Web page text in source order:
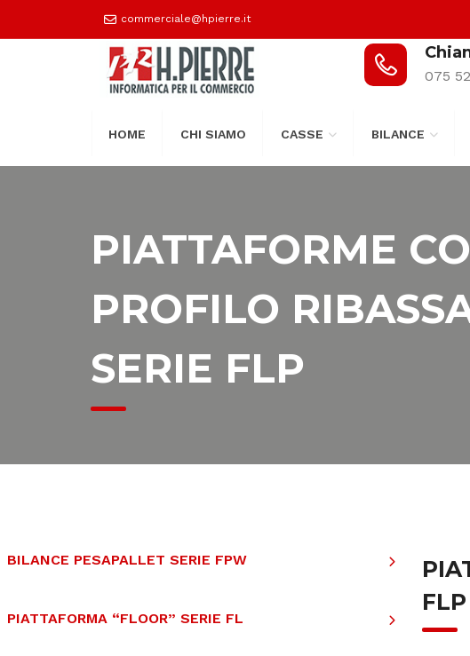
commerciale@hpierre.it
075
HOME CHI SIAMO CASSE BILANCE
PIATTAFORME
PROFILO
SERIE FLP
BILANCE PESAPALLET SERIE FPW
PIATTAFORMA “FLOOR” SERIE FL
FLP